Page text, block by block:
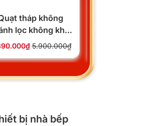
tháp không
lọc không khí
Tiross TS9176
5.900.000₫
bị nhà bếp